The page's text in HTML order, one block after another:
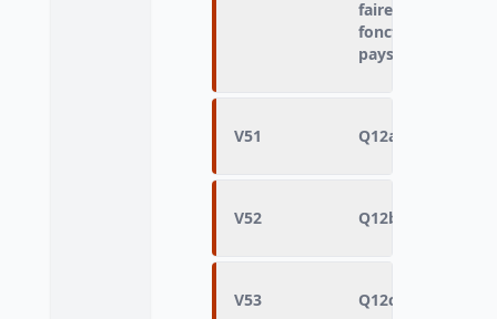
faire confiance à
fonctionnaires,
pays
V51 Q12a - Impôts
V52 Q12b - Impôts
V53 Q12c - Impôts